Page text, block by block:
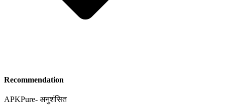
Recommendation
APKPure- अनुशंसित